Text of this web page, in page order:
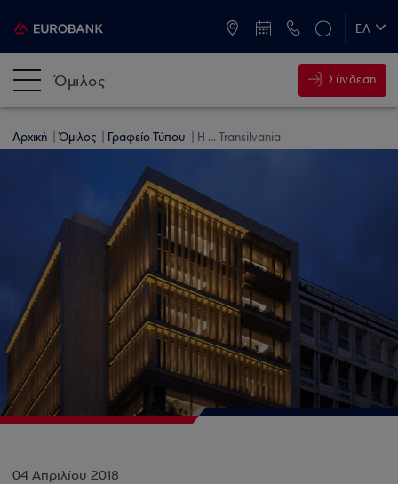
ΕΛ
Όμιλος Σύνδεση
Αρχική Όμιλος Γραφείο Τύπου Η ... Transilvania
04 Απριλίου 2018